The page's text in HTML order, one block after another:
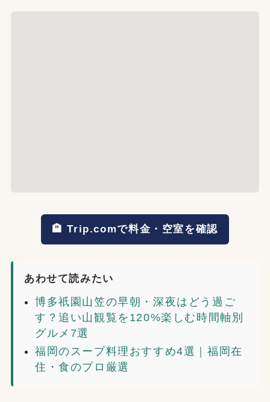
🏨 Trip.comで料金・空室を確認
あわせて読みたい
博多祇園山笠の早朝・深夜はどう過ご
す？追い山観覧を120%楽しむ時間軸別
グルメ7選
福岡のスープ料理おすすめ4選｜福岡在
住・食のプロ厳選